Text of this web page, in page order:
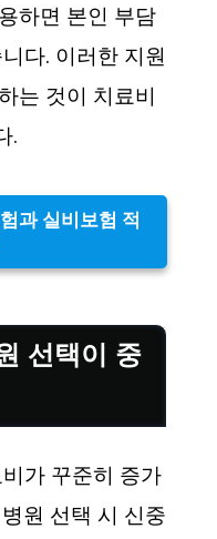
하면 본인 부담
다. 이러한 지원
는 것이 치료비
.
과 실비보험 적
선택이 중
가 꾸준히 증가
원 선택 시 신중